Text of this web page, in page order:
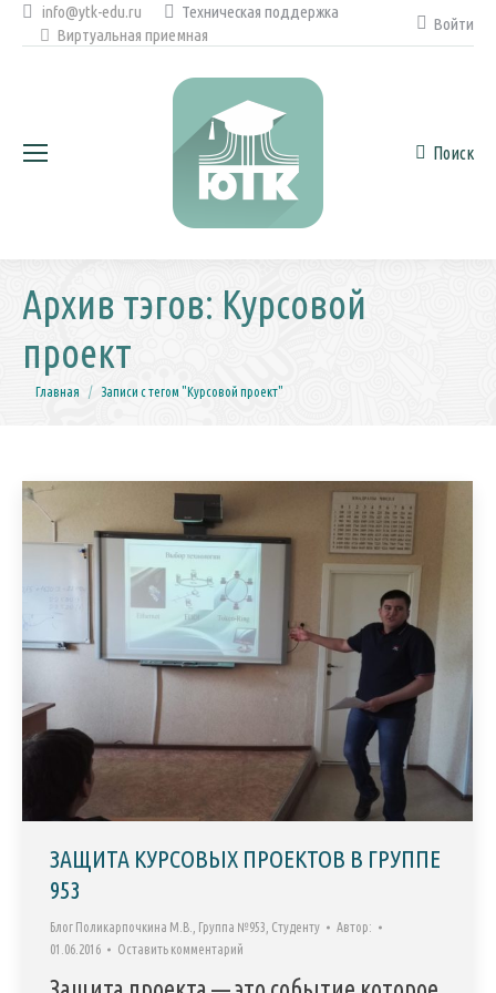
info@ytk-edu.ru
Техническая поддержка
Виртуальная приемная
Войти
Поиск:
Поиск
Архив тэгов: Курсовой
проект
Вы здесь:
Главная Записи с тегом "Курсовой проект"
ЗАЩИТА КУРСОВЫХ ПРОЕКТОВ В ГРУППЕ
953
Блог Поликарпочкина М.В. Группа №953 Студенту
Автор:
01.06.2016
Оставить комментарий